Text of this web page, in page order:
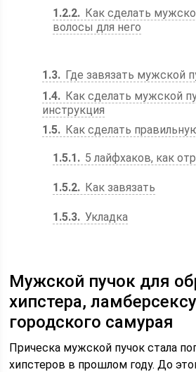
1.2.2
Как сделать
волосы для него
1.3
Где завязать мужской
1.4
Как сделать мужской
инструкция
1.5
Как сделать
1.5.1 5 лайфхаков, как
1.5.2 Как завязать
1.5.3 Укладка
Мужской пучок для
хипстера,
городского самурая
Прическа мужской пучок стала
хипстеров в прошлом году. До